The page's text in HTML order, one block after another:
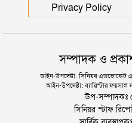
Privacy Policy
সম্পাদক ও
আইন-উপদেষ্টা: সিনিয়র এডভোকেট
আইন-উপদেষ্টা: ব্যারিস্টার ফয়সাল
উপ-
সিনিয়র স্টাফ